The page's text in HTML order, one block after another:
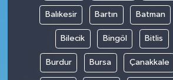
Balıkesir Bartın Batman
Bilecik Bingöl Bitlis
Burdur Bursa Çanakkale